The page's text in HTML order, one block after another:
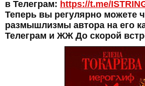
в Телеграм: https://t.me/
Теперь вы регулярно можете
размышлизмы автора на его
Телеграм и ЖЖ До скорой